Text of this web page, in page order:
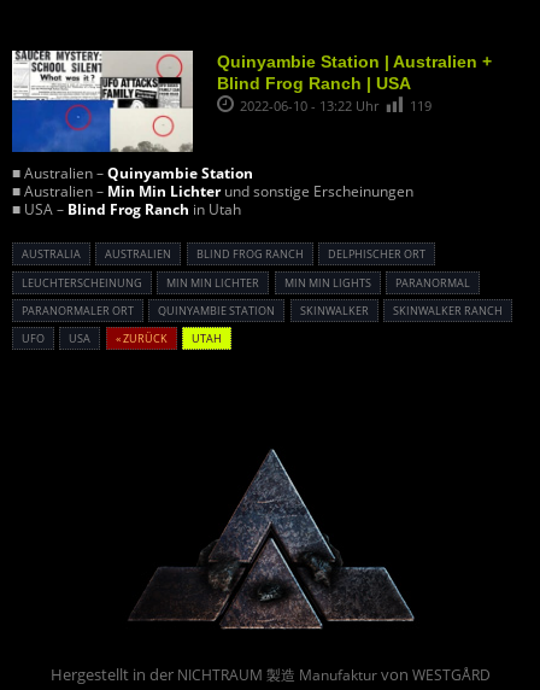
Quinyambie Station | Australien +
Blind Frog Ranch | USA
2022-06-10 - 13:22 Uhr 119
■ Australien –Quinyambie Station
■ Australien – Min Min Lichterund sonstige Erscheinungen
■ USA – Blind Frog Ranch in Utah
AUSTRALIA AUSTRALIEN BLIND FROG RANCH
DELPHISCHER ORT
LEUCHTERSCHEINUNG
MIN MIN LICHTER MIN MIN LIGHTS
PARANORMAL
PARANORMALER ORT
QUINYAMBIE STATION SKINWALKER
SKINWALKER RANCH
UFO
USA « ZURÜCK UTAH
Hergestellt in der NICHTRAUM 製造 Manufakturvon WESTGÅRD
Powered By :